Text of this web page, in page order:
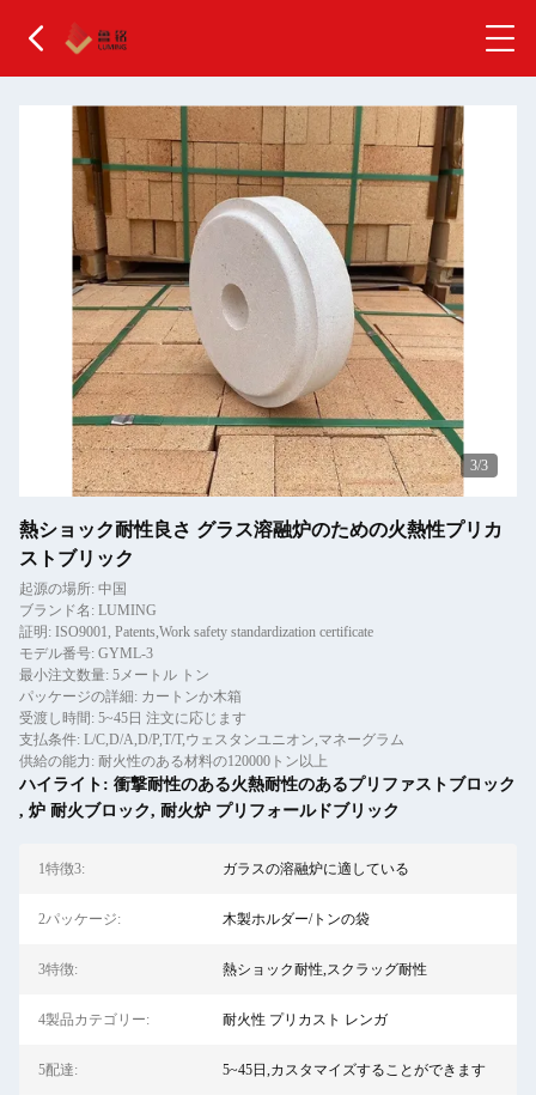
1/3
熱ショック耐性良さ グラス溶融炉のための火熱性プリカ
ストブリック
起源の場所: 中国
ブランド名: LUMING
証明: ISO9001, Patents,Work safety standardization certificate
モデル番号: GYML-3
最小注文数量: 5メートル トン
パッケージの詳細: カートンか木箱
受渡し時間: 5~45日 注文に応じます
支払条件: L/C,D/A,D/P,T/T,ウェスタンユニオン,マネーグラム
供給の能力: 耐火性のある材料の120000トン以上
ハイライト: 衝撃耐性のある火熱耐性のあるプリファストブロック
, 炉 耐火ブロック, 耐火炉 プリフォールドブリック
1特徴3: ガラスの溶融炉に適している
2パッケージ: 木製ホルダー/トンの袋
3特徴: 熱ショック耐性,スクラッグ耐性
4製品カテゴリー: 耐火性 プリカスト レンガ
5配達: 5~45日,カスタマイズすることができます